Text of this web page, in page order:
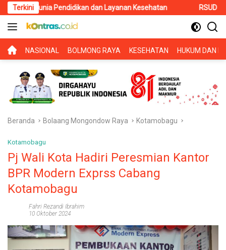
Langsung
ke
konten
Terkinidan Layanan Kesehatan RSUD Kotamobagu Terima
BERANDA
NASIONAL BOLMONG RAYA KESEHATAN HUKUM DAN
Beranda Bolaang Mongondow Raya Kotamobagu
Kotamobagu
Pj Wali Kota Hadiri Peresmian Kantor
BPR Modern Exprss Cabang
Kotamobagu
Fahri Rezandi Ibrahim
10 Oktober 2024